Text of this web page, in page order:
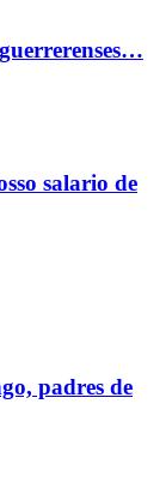
salario de
padres de